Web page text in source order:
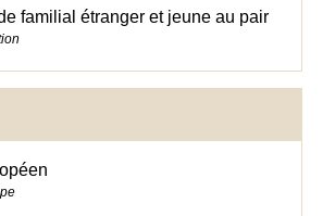
familial étranger et jeune au pair